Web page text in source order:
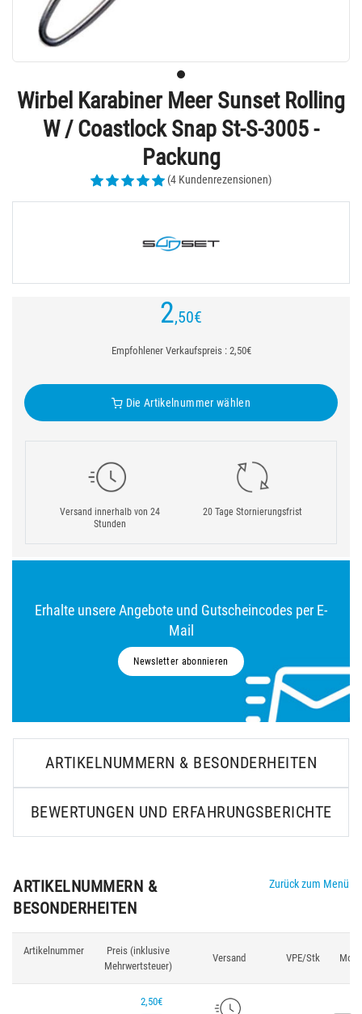
Wirbel Karabiner Meer Sunset Rolling
W / Coastlock Snap St-S-3005 -
Packung
(4 Kundenrezensionen)
2,50€
Empfohlener Verkaufspreis : 2,50€
Die Artikelnummer wählen
Versand innerhalb von 24
Stunden
20 Tage Stornierungsfrist
Erhalte unsere Angebote und Gutscheincodes per E-
Mail
Newsletter abonnieren
ARTIKELNUMMERN & BESONDERHEITEN
BEWERTUNGEN UND ERFAHRUNGSBERICHTE
ARTIKELNUMMERN &
BESONDERHEITEN
Zurück zum Menü
Artikelnummer
Preis (inklusive
Mehrwertsteuer)
Versand VPE/Stk
2,50€